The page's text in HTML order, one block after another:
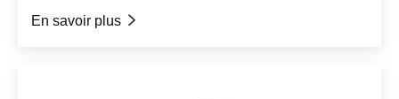
En savoir plus 